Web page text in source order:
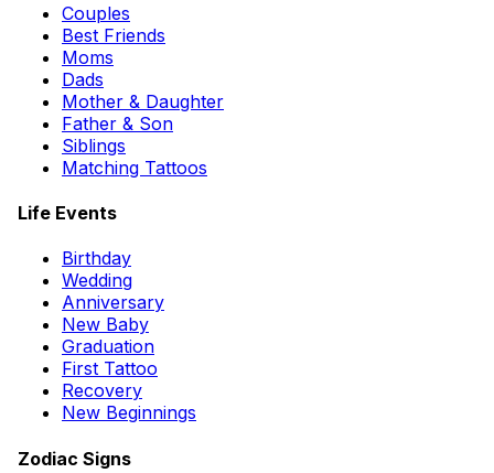
Couples
Best Friends
Moms
Dads
Mother & Daughter
Father & Son
Siblings
Matching Tattoos
Life Events
Birthday
Wedding
Anniversary
New Baby
Graduation
First Tattoo
Recovery
New Beginnings
Zodiac Signs